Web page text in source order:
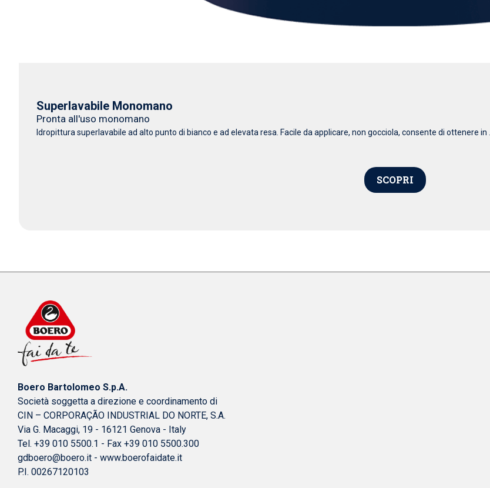
Superlavabile Monomano
Pronta all'uso monomano
Idropittura superlavabile ad alto punto di bianco e ad elevata resa. Facile da applicare, non gocciola, consente di ottenere in ...
SCOPRI
Boero Bartolomeo S.p.A.
Società soggetta a direzione e coordinamento di
CIN – CORPORAÇÃO INDUSTRIAL DO NORTE, S.A.
Via G. Macaggi, 19 - 16121 Genova - Italy
Tel. +39 010 5500.1 - Fax +39 010 5500.300
gdboero@boero.it - www.boerofaidate.it
P.I. 00267120103